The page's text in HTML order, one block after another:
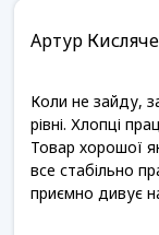
Артур
Коли не зайду,
рівні. Хлопці
Товар хорошої
все стабільно
приємно дивує